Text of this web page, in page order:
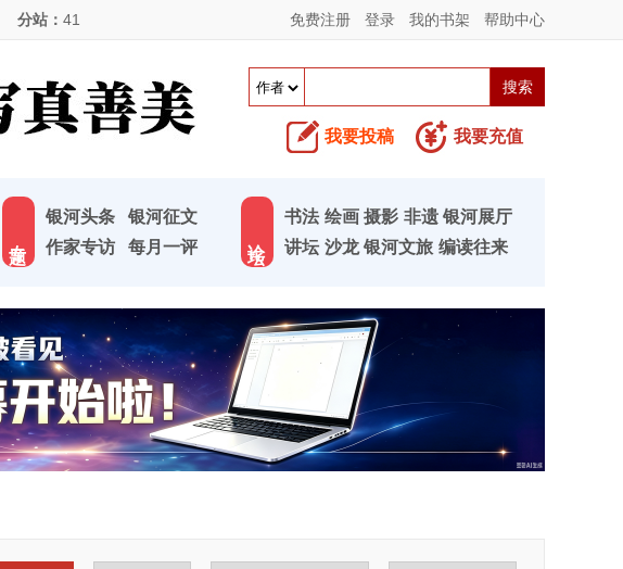
分站： 41 免费注册 登录 我的书架 帮助中心
我要投稿 我要充值
银河头条
银河征文
作家专访
每月一评
书法 绘画 摄影 非遗 银河展厅
讲坛 沙龙 银河文旅 编读往来